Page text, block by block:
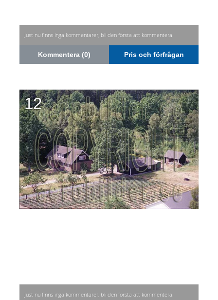
Just nu finns inga kommentarer, bli den första att kommentera.
Kommentera (0) Pris och förfrågan
12
Just nu finns inga kommentarer, bli den första att kommentera.